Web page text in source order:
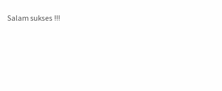
Salam sukses !!!